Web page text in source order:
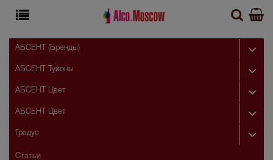
АБСЕНТ (Бренды)
АБСЕНТ Туйоны
АБСЕНТ Цвет
АБСЕНТ Цвет
Градус
Статьи